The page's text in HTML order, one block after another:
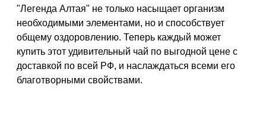
"Легенда Алтая" не только насыщает организм
необходимыми элементами, но и способствует
общему оздоровлению. Теперь каждый может
купить этот удивительный чай по выгодной цене с
доставкой по всей РФ, и наслаждаться всеми его
благотворными свойствами.